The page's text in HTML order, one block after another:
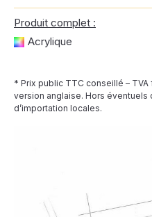
Produit complet :
Acrylique
* Prix public TTC conseillé –
version anglaise. Hors éventuels
d’importation locales.